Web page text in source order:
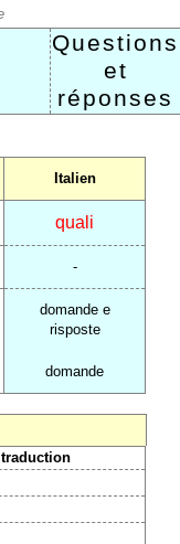
Questions
et
réponses
Italien
quali
-
domande e
risposte
domande
traduction